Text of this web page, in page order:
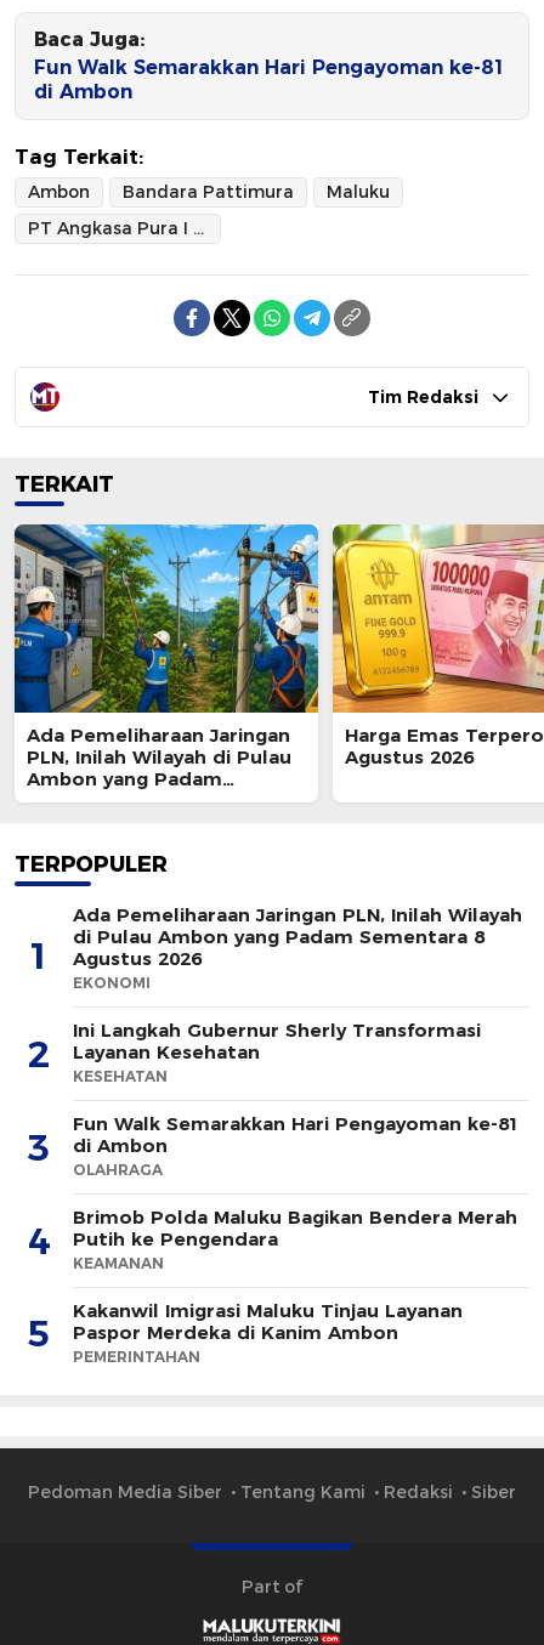
Baca Juga:
Fun Walk Semarakkan Hari Pengayoman ke-81
di Ambon
Tag Terkait:
Ambon Bandara Pattimura
Maluku
PT Angkasa Pura I Cabang Bandara Pattimura
Tim Redaksi
TERKAIT
Ada Pemeliharaan Jaringan
PLN, Inilah Wilayah di Pulau
Ambon yang Padam
Sementara 8 Agustus 2026
Harga Emas
Agustus 2026
TERPOPULER
1
Ada Pemeliharaan Jaringan PLN, Inilah Wilayah
di Pulau Ambon yang Padam Sementara 8
Agustus 2026
EKONOMI
2
Ini Langkah Gubernur Sherly Transformasi
Layanan Kesehatan
KESEHATAN
3
Fun Walk Semarakkan Hari Pengayoman ke-81
di Ambon
OLAHRAGA
4
Brimob Polda Maluku Bagikan Bendera Merah
Putih ke Pengendara
KEAMANAN
5
Kakanwil Imigrasi Maluku Tinjau Layanan
Paspor Merdeka di Kanim Ambon
PEMERINTAHAN
Pedoman Media Siber Tentang Kami Redaksi Siber
Part of